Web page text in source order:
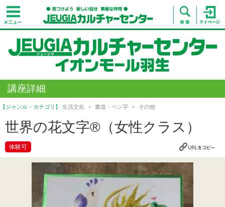
講座詳細
【ジャンル・カテゴリ】 生活文化 書道・ペン字 その他
世界の花文字®（女性クラス）
体験可